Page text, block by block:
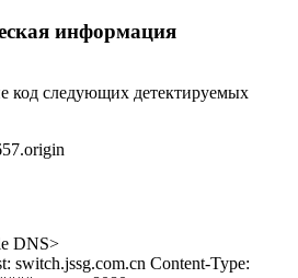
информация
код следующих детектируемых
DNS>
switch.jssg.com.cn Content-Type: